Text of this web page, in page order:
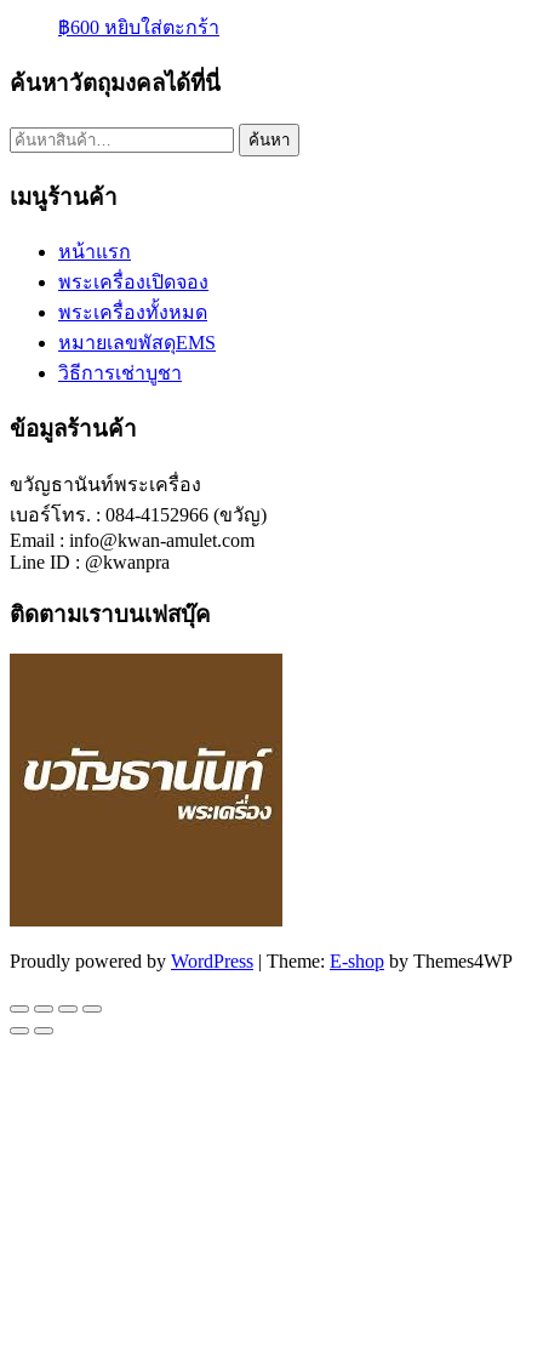
฿600 หยิบใส่ตะกร้า
ค้นหาวัตถุมงคลได้ที่นี่
ค้นหา: ค้นหา
เมนูร้านค้า
หน้าแรก
พระเครื่องเปิดจอง
พระเครื่องทั้งหมด
หมายเลขพัสดุEMS
วิธีการเช่าบูชา
ข้อมูลร้านค้า
ขวัญธานันท์พระเครื่อง
เบอร์โทร. : 084-4152966 (ขวัญ)
Email : info@kwan-amulet.com
Line ID : @kwanpra
ติดตามเราบนเฟสบุ๊ค
Proudly powered by WordPress | Theme: E-shop by Themes4WP